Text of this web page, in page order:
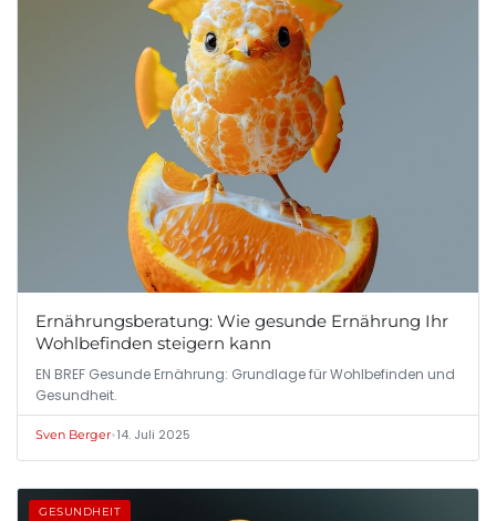
Ernährungsberatung: Wie gesunde Ernährung Ihr
Wohlbefinden steigern kann
EN BREF Gesunde Ernährung: Grundlage für Wohlbefinden und
Gesundheit.
Sven Berger•14. Juli 2025
GESUNDHEIT